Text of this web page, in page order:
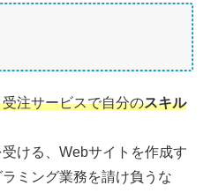
注サービスで自分のスキル
ける、Webサイトを作成す
ミング業務を請け負うな